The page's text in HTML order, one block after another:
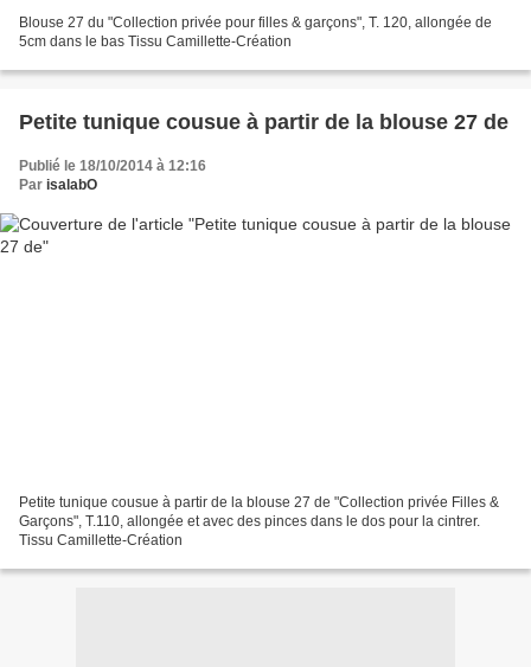
Blouse 27 du "Collection privée pour filles & garçons", T. 120, allongée de
5cm dans le bas Tissu Camillette-Création
Petite tunique cousue à partir de la blouse 27 de
Publié le 18/10/2014 à 12:16
Par isalabO
Petite tunique cousue à partir de la blouse 27 de "Collection privée Filles &
Garçons", T.110, allongée et avec des pinces dans le dos pour la cintrer.
Tissu Camillette-Création